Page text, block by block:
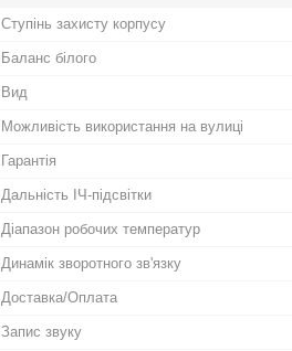
Ступінь захисту корпусу
Баланс білого
Вид
Можливість використання на вулиці
Гарантія
Дальність ІЧ-підсвітки
Діапазон робочих температур
Динамік зворотного зв'язку
Доставка/Оплата
Запис звуку